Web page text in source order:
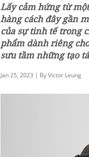
Lấy cảm hứng từ
hàng cách đây gần
của sự tinh tế trong
phẩm dành riêng
sưu tầm những tạo
Jan 25, 2023 | By Victor Leung